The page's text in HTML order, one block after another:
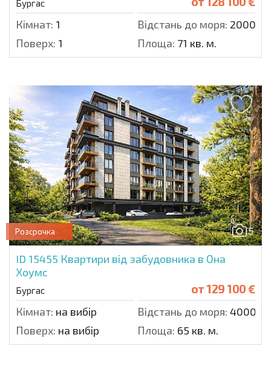
Бургас
Кімнат: 1 Відстань до моря: 2000 м.
Поверх: 1 Площа: 71 кв. м.
5
Розсрочка
ID 15455 Квартири від забудовника в Она
Хоумс
Бургас от129 100 €
Кімнат: на вибір Відстань до моря: 4000 м.
Поверх: на вибір Площа: 65 кв. м.